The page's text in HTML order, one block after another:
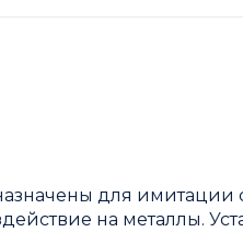
для имитации
на металлы.